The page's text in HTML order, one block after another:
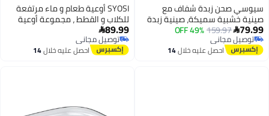
سيوسي صحن زبدة شفاف مع
صينية خشبية سميكة، صينية زبدة
مستطيلة مع غطاء للحفاظ على
الطازجة على الرف وفي الثلاجة
79.99
159.97
49% OFF
توصيل مجاني
توصيل مجانياحصل عليه خلال14
SYOSI أوعية طعام و ماء مرتفعة
للكلاب و القطط ، مجموعة أوعية
طعام و ماء مائلة للقطط ، وعاء
سيراميك مرتفع مع زجاجة موزع
مياه تلقائية للقطط و الكلاب
89.99
توصيل مجاني
توصيل مجانياحصل عليه خلال14